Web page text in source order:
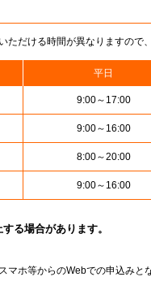
ただける時間が異なりますので
平日
9:00～17:00
9:00～16:00
8:00～20:00
9:00～16:00
る場合があります。
マホ等からのWebでの申込みと